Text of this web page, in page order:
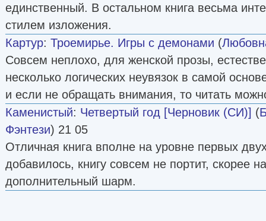
единственный. В остальном книга весьма
стилем изложения.
Картур: Троемирье. Игры с демонами (
Совсем неплохо, для женской прозы,
несколько логических неувязок в самой
и если не обращать внимания, то читать
Каменистый: Четвертый год [Черновик (СИ)] (
Фэнтези) 21 05
Отличная книга вполне на уровне первых
добавилось, книгу совсем не портит, скорее
дополнительный шарм.